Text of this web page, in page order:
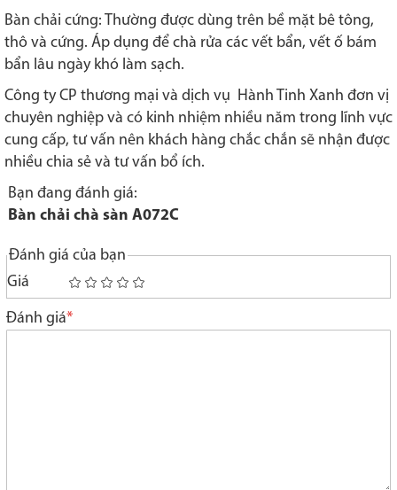
Bàn chải cứng: Thường được dùng trên bề mặt bê tông,
thô và cứng. Áp dụng để chà rửa các vết bẩn, vết ố bám
bẩn lâu ngày khó làm sạch.
Công ty CP thương mại và dịch vụ Hành Tinh Xanh đơn vị
chuyên nghiệp và có kinh nhiệm nhiều năm trong lĩnh vực
cung cấp, tư vấn nên khách hàng chắc chắn sẽ nhận được
nhiều chia sẻ và tư vấn bổ ích.
Bạn đang đánh giá:
Bàn chải chà sàn A072C
Đánh giá của bạn
Giá
1
star
2
stars
3
stars
4
stars
5
stars
Đánh giá